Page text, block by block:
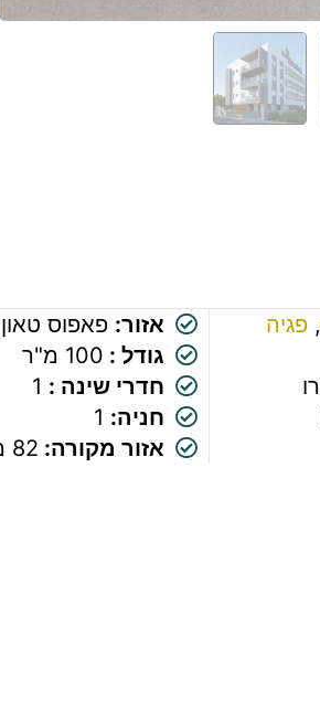
, פגיה אזור: פאפוס טאון
גודל : 100 מ"ר
חדרי שינה :
חניה:
אזור מקורה: 82 מ"ר